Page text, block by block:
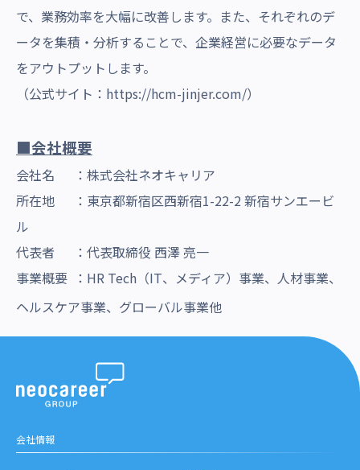
で、業務効率を大幅に改善します。また、それぞれのデ
ータを集積・分析することで、企業経営に必要なデータ
をアウトプットします。
（公式サイト： https://hcm-jinjer.com/）
■会社概要
会社名 ：株式会社ネオキャリア
所在地 ：東京都新宿区西新宿1-22-2 新宿サンエービ
ル
代表者 ：代表取締役 西澤 亮一
事業概要 ：HR Tech（IT、メディア）事業、人材事業、
ヘルスケア事業、グローバル事業他
会社情報